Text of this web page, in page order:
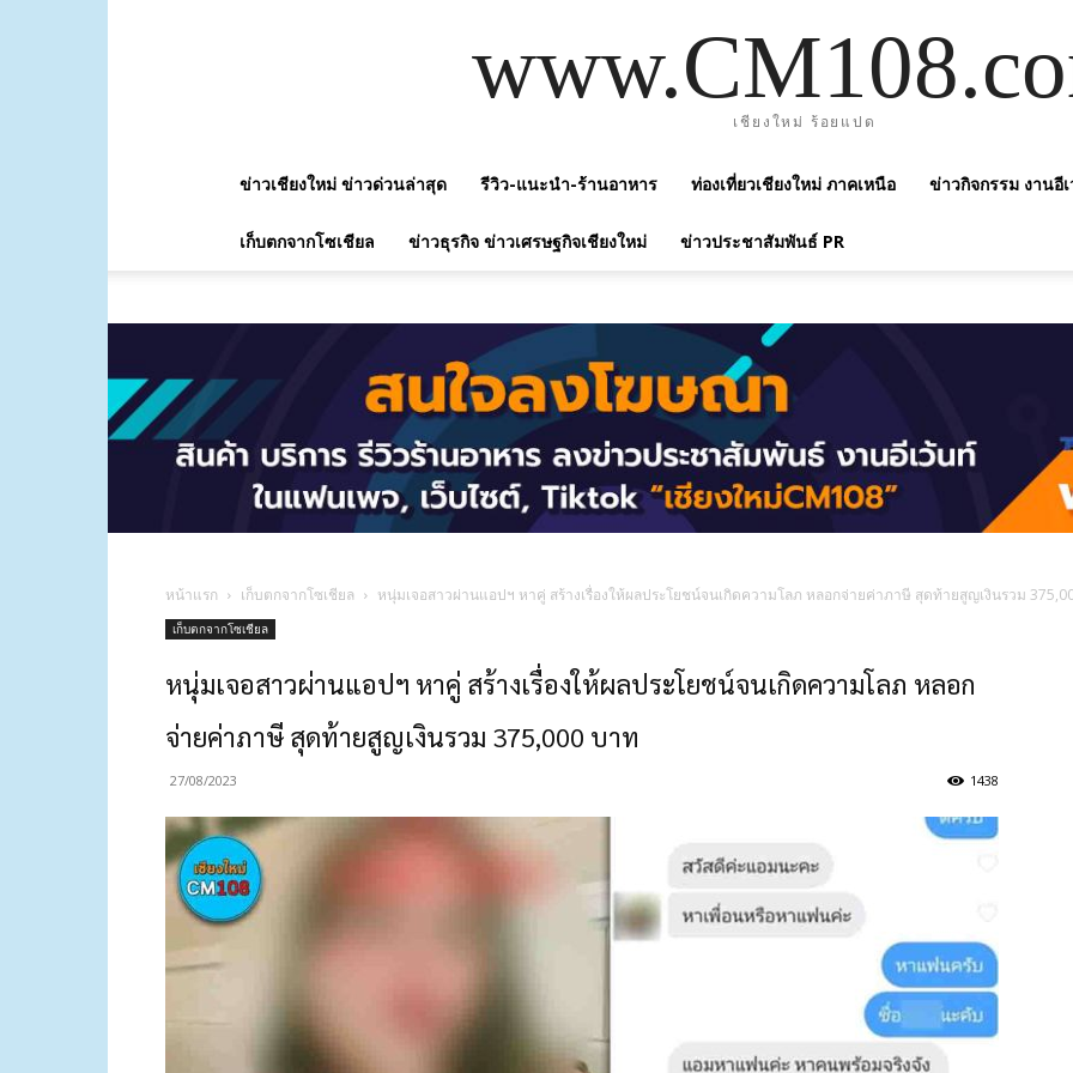
เชียงใหม่ ร้อยแปด
ข่าวเชียงใหม่ ข่าวด่วนล่าสุด รีวิว-แนะนำ-ร้านอาหาร ท่องเที่ยวเชียงใหม่ ภาคเหนือ ข่าวกิจกรรม งานอี
เก็บตกจากโซเชียล ข่าวธุรกิจ ข่าวเศรษฐกิจเชียงใหม่ ข่าวประชาสัมพันธ์ PR
หน้าแรก เก็บตกจากโซเชียล หนุ่มเจอสาวผ่านแอปฯ หาคู่ สร้างเรื่องให้ผลประโยชน์จนเกิดความโลภ หลอกจ่ายค่าภาษี สุดท้ายสูญเงินรวม
เก็บตกจากโซเชียล
หนุ่มเจอสาวผ่านแอปฯ หาคู่ สร้างเรื่องให้ผลประโยชน์จนเกิดความโลภ หลอก
จ่ายค่าภาษี สุดท้ายสูญเงินรวม 375,000 บาท
27/08/2023 1438